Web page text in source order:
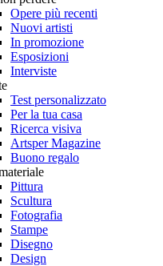
Opere più recenti
Nuovi artisti
In promozione
Esposizioni
Interviste
Test personalizzato
Per la tua casa
Ricerca visiva
Artsper Magazine
Buono regalo
Pittura
Scultura
Fotografia
Stampe
Disegno
Design